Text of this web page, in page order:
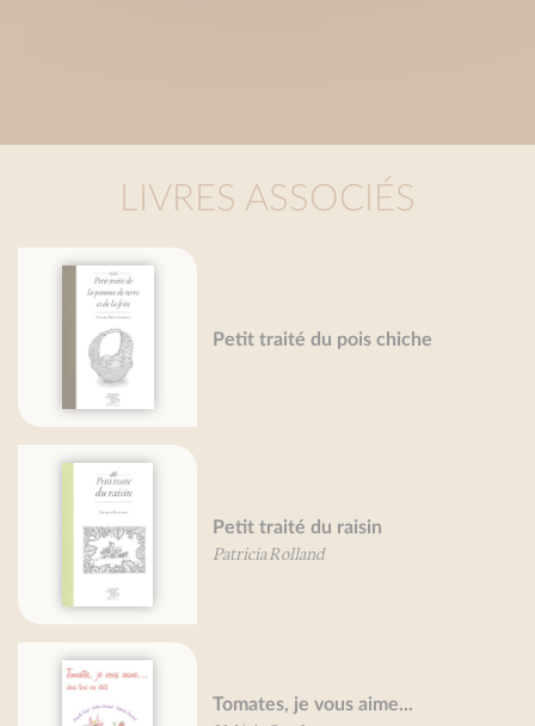
LIVRES ASSOCIÉS
Petit traité du pois chiche
Petit traité du raisin
Patricia Rolland
Tomates, je vous aime...